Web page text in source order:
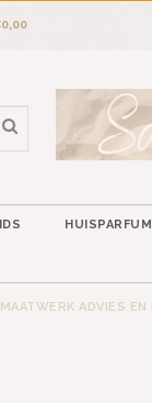
HUISPARFUM
ADVIES EN